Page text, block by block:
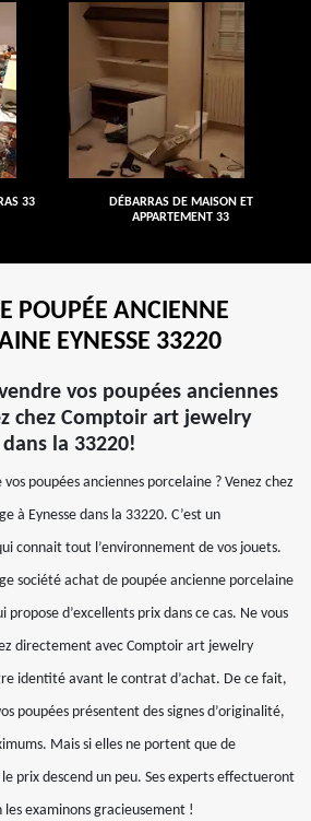
33
DÉBARRAS DE MAISON ET
APPARTEMENT 33
POUPÉE ANCIENNE
EYNESSE 33220
vos poupées anciennes
chez Comptoir art jewelry
la 33220!
poupées anciennes porcelaine ? Venez chez
à Eynesse dans la 33220. C’est un
connait tout l’environnement de vos jouets.
société achat de poupée ancienne porcelaine
propose d’excellents prix dans ce cas. Ne vous
directement avec Comptoir art jewelry
identité avant le contrat d’achat. De ce fait,
poupées présentent des signes d’originalité,
Mais si elles ne portent que de
prix descend un peu. Ses experts effectueront
examinons gracieusement !